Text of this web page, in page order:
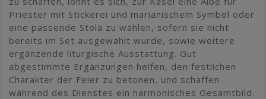
Priester mit Stickerei und marianischem Symbol oder
eine passende Stola zu wählen, sofern sie nicht
bereits im Set ausgewählt wurde, sowie weitere
ergänzende liturgische Ausstattung. Gut
abgestimmte Ergänzungen helfen, den festlichen
Charakter der Feier zu betonen, und schaffen
während des Dienstes ein harmonisches Gesamtbild.